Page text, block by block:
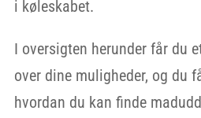
i køleskabet.
I oversigten herunder får du
over dine muligheder, og du
hvordan du kan finde